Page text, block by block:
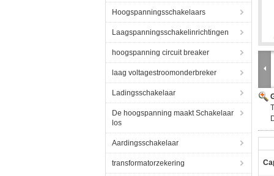
Hoogspanningsschakelaars
Laagspanningsschakelinrichtingen
hoogspanning circuit breaker
laag voltagestroomonderbreker
Ladingsschakelaar
De hoogspanning maakt Schakelaar
los
Aardingsschakelaar
transformatorzekering